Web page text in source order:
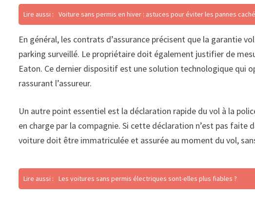
Lire aussi : Voiture sans permis en hiver : astuces pour éviter les pannes
En général, les contrats d’assurance précisent que la garantie
parking surveillé. Le propriétaire doit également justifier de
Eaton. Ce dernier dispositif est une solution technologique qui
rassurant l’assureur.
Un autre point essentiel est la déclaration rapide du vol à la
en charge par la compagnie. Si cette déclaration n’est pas
voiture doit être immatriculée et assurée au moment du vol,
Lire aussi : Les voitures sans permis électriques sont-elles plus fiables ?